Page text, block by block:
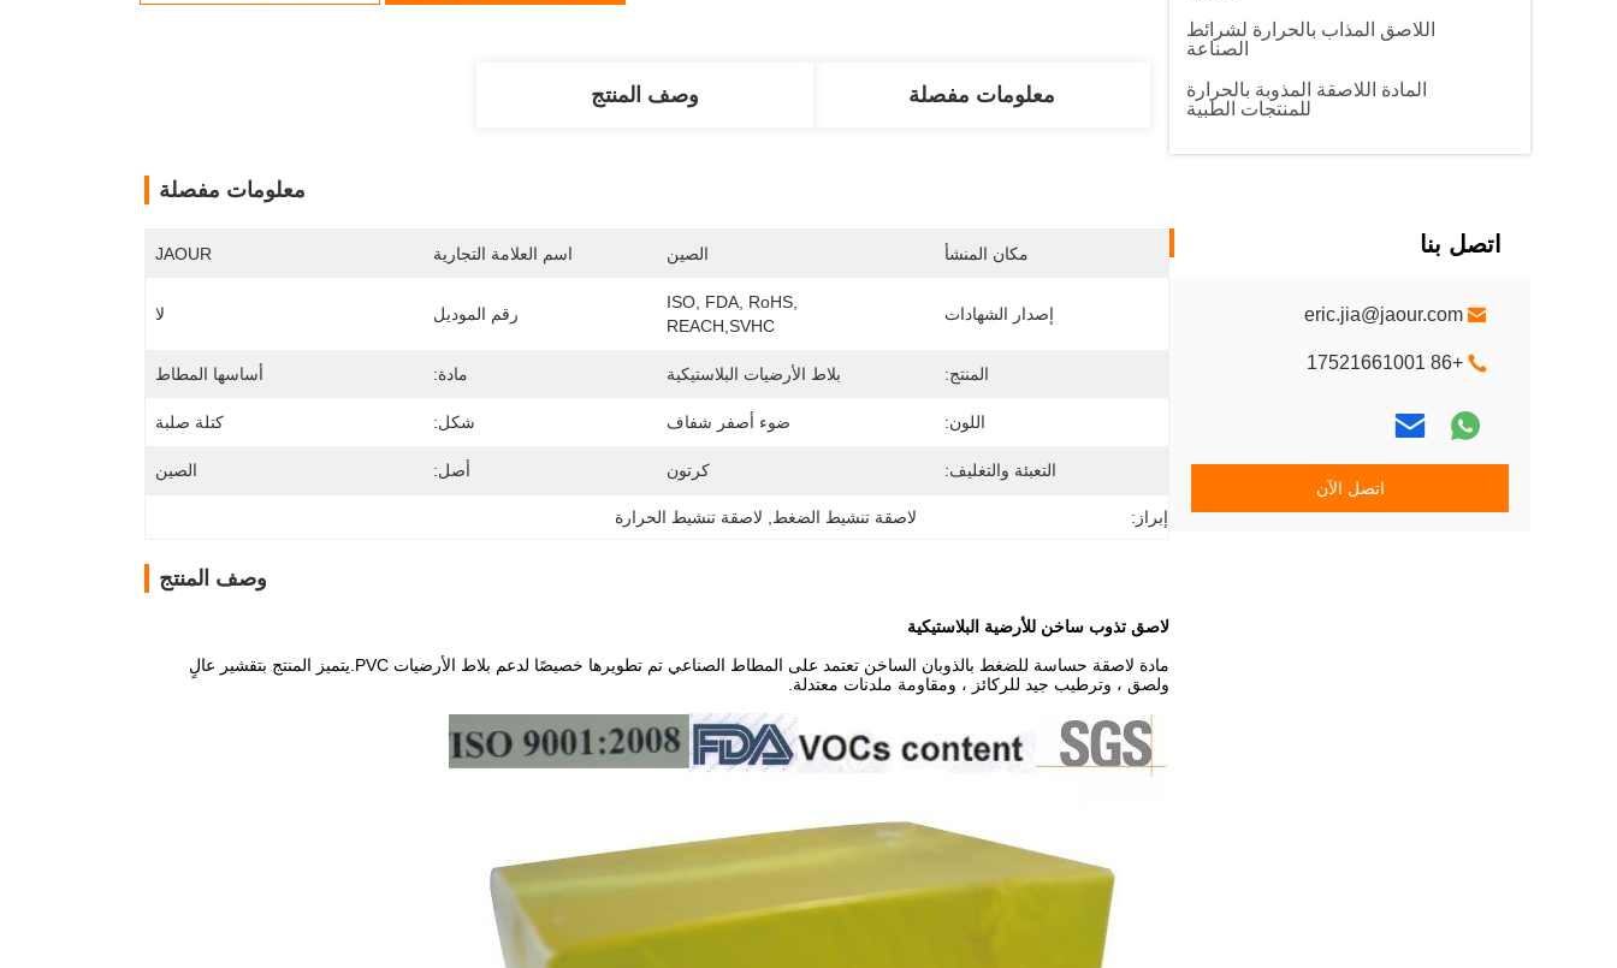
اللاصق المذاب بالحرارة لشرائط
الصناعة
المادة اللاصقة المذوبة بالحرارة
للمنتجات الطبية
اتصل بنا
eric.jia@jaour.com
+86 17521661001
اتصل الآن
معلومات مفصلة وصف المنتج
معلومات مفصلة
مكان المنشأ الصين اسم العلامة التجارية JAOUR
إصدار الشهادات
ISO, FDA, RoHS,
REACH,SVHC
رقم الموديل لا
المنتج: بلاط الأرضيات البلاستيكية مادة: أساسها المطاط
اللون: ضوء أصفر شفاف شكل: كتلة صلبة
التعبئة والتغليف: كرتون أصل: الصين
إبراز: لاصقة تنشيط الضغط لاصقة تنشيط الحرارة
وصف المنتج
لاصق تذوب ساخن للأرضية البلاستيكية
مادة لاصقة حساسة للضغط بالذوبان الساخن تعتمد على المطاط الصناعي تم تطويرها خصيصًا لدعم بلاط الأرضيات PVC.يتميز المنتج بتقشير عالٍ
ولصق ، وترطيب جيد للركائز ، ومقاومة ملدنات معتدلة.